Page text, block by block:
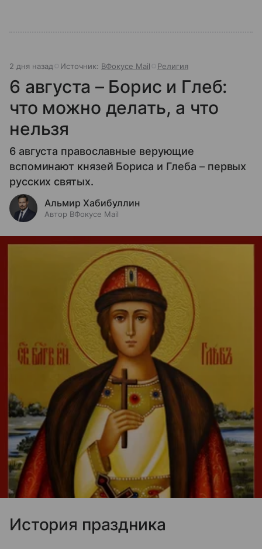
2 дня назад Источник: ВФокусе Mail Религия
6 августа – Борис и Глеб:
что можно делать, а что
нельзя
6 августа православные верующие
вспоминают князей Бориса и Глеба – первых
русских святых.
Альмир Хабибуллин
Автор ВФокусе Mail
История праздника